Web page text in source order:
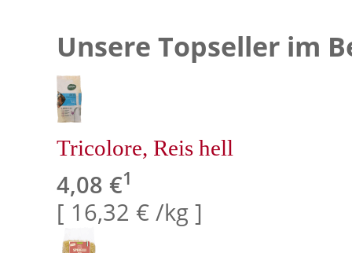
Unsere Topseller im
Tricolore, Reis hell
4,08 €1
[ 16,32 € /kg ]